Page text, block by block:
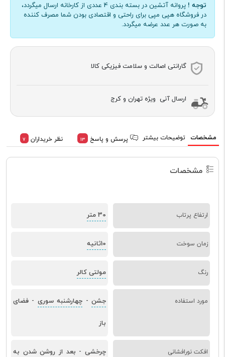
توجه !
پروانه آتشین در بسته بندی 4 عددی از کارخانه ارسال میگردد،
در فروشگاه هپی مپی برای راحتی و اقتصادی بودن شما مصرف کننده
به صورت هر عدد عرضه میگردد.
گارانتی اصالت و سلامت فیزیکی کالا
ارسال آنی ویژه تهران و کرج
مشخصات توضیحات بیشتر پرسش و پاسخ 13 نظر خریداران 7
مشخصات
ارتفاع پرتاب 30 متر
زمان سوخت 10ثانیه
رنگ مولتی کالر
مورد استفاده جشن- چهارشنبه سوری - فضای
باز
افکت نورافشانی چرخشی- بعد از روشن شدن به